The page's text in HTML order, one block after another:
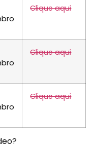
Clique aqui
Clique aqui
Clique aqui